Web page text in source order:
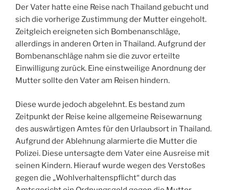
Der Vater hatte eine Reise nach Thailand gebucht und
sich die vorherige Zustimmung der Mutter eingeholt.
Zeitgleich ereigneten sich Bombenanschläge,
allerdings in anderen Orten in Thailand. Aufgrund der
Bombenanschläge nahm sie die zuvor erteilte
Einwilligung zurück. Eine einstweilige Anordnung der
Mutter sollte den Vater am Reisen hindern.
Diese wurde jedoch abgelehnt. Es bestand zum
Zeitpunkt der Reise keine allgemeine Reisewarnung
des auswärtigen Amtes für den Urlaubsort in Thailand.
Aufgrund der Ablehnung alarmierte die Mutter die
Polizei. Diese untersagte dem Vater eine Ausreise mit
seinen Kindern. Hierauf wurde wegen des Verstoßes
gegen die „Wohlverhaltenspflicht“ durch das